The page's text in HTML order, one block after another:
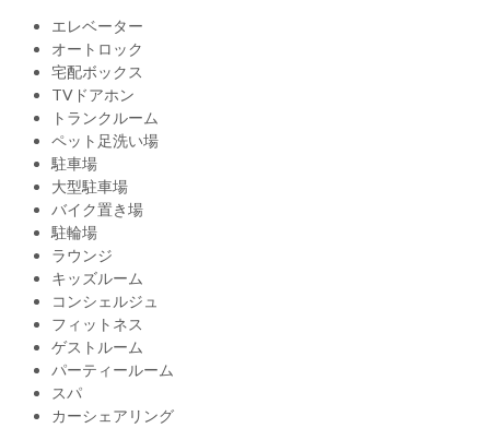
エレベーター
オートロック
宅配ボックス
TVドアホン
トランクルーム
ペット足洗い場
駐車場
大型駐車場
バイク置き場
駐輪場
ラウンジ
キッズルーム
コンシェルジュ
フィットネス
ゲストルーム
パーティールーム
スパ
カーシェアリング